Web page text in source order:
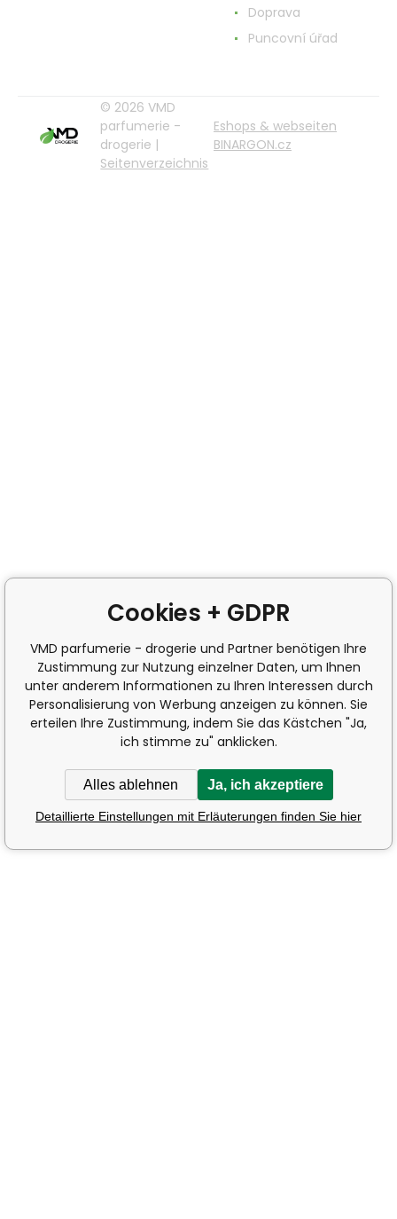
Doprava
Puncovní úřad
© 2026 VMD
parfumerie -
drogerie |
Seitenverzeichnis
Eshops & webseiten
BINARGON.cz
Cookies + GDPR
VMD parfumerie - drogerie und Partner benötigen Ihre
Zustimmung zur Nutzung einzelner Daten, um Ihnen
unter anderem Informationen zu Ihren Interessen durch
Personalisierung von Werbung anzeigen zu können. Sie
erteilen Ihre Zustimmung, indem Sie das Kästchen "Ja,
ich stimme zu" anklicken.
Alles ablehnen Ja, ich akzeptiere
Detaillierte Einstellungen mit Erläuterungen finden Sie hier